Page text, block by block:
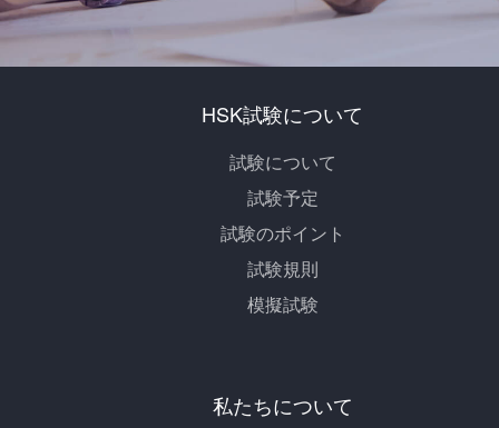
HSK試験について
試験について
試験予定
試験のポイント
試験規則
模擬試験
私たちについて